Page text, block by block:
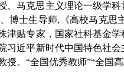
、马克思主义理论一级学
博士生导师, 《高校马克
津贴专家，国家社科基金
习近平新时代中国特色社
授。“全国优秀教师”“全国